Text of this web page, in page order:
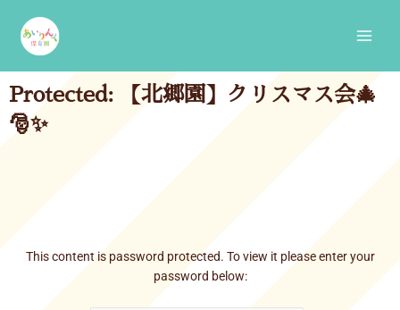
content
Protected: 【北郷園】クリスマス会🎄
🎅✨
This content is password protected. To view it please enter your
password below: